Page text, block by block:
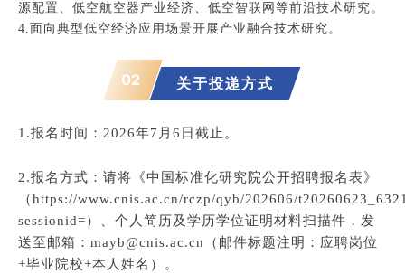
源配置、低空航空器产业经济、低空智联网等前沿技术研究。
4.面向典型低空经济应用场景开展产业融合技术研究。
02 关于投递方式
1.报名时间：2026年7月6日截止。
2.报名方式 ： 请将《中国标准化研究院公开招聘报名表》
（https://www.cnis.ac.cn/rczp/qyb/202606/
sessionid=）、个人简历及学历学位证明材料扫描件，发
送至邮箱：mayb@cnis.ac.cn
（邮件标题注明：应聘岗位
+毕业院校+本人姓名）
。